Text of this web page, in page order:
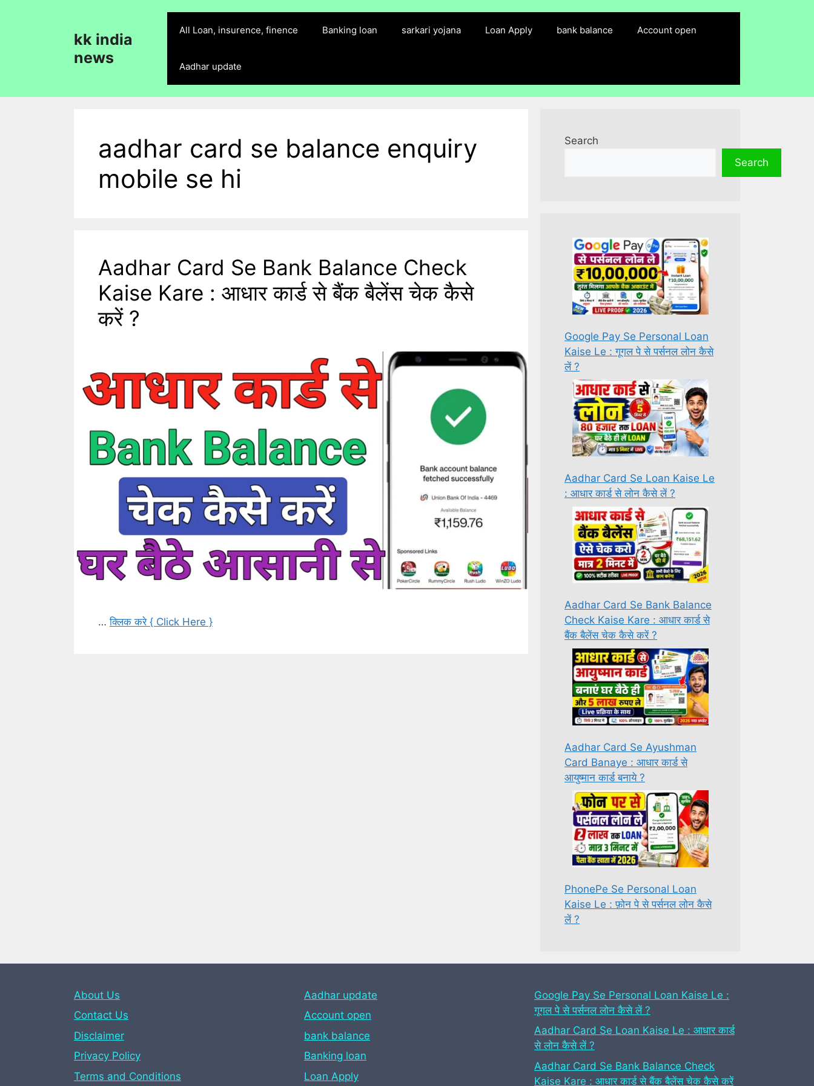
kk india
news
All Loan, insurence, finence Banking loan sarkari yojana Loan Apply bank balance Account open
Aadhar update
aadhar card se balance enquiry
mobile se hi
Aadhar Card Se Bank Balance Check
Kaise Kare : आधार कार्ड से बैंक बैलेंस चेक कैसे
करें ?
…क्लिक करे { Click Here }
Search
Search
Google Pay Se Personal Loan
Kaise Le : गूगल पे से पर्सनल लोन कैसे
लें ?
Aadhar Card Se Loan Kaise Le
: आधार कार्ड से लोन कैसे लें ?
Aadhar Card Se Bank Balance
Check Kaise Kare : आधार कार्ड से
बैंक बैलेंस चेक कैसे करें ?
Aadhar Card Se Ayushman
Card Banaye : आधार कार्ड से
आयुष्मान कार्ड बनाये ?
PhonePe Se Personal Loan
Kaise Le : फ़ोन पे से पर्सनल लोन कैसे
लें ?
About Us
Contact Us
Disclaimer
Privacy Policy
Terms and Conditions
Aadhar update
Account open
bank balance
Banking loan
Loan Apply
Google Pay Se Personal Loan Kaise Le :
गूगल पे से पर्सनल लोन कैसे लें ?
Aadhar Card Se Loan Kaise Le : आधार कार्ड
से लोन कैसे लें ?
Aadhar Card Se Bank Balance Check
Kaise Kare : आधार कार्ड से बैंक बैलेंस चेक कैसे करें